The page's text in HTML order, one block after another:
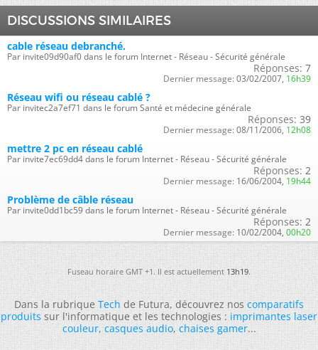
DISCUSSIONS SIMILAIRES
cable réseau debranché.
Par invite09d90af0 dans le forum Internet - Réseau - Sécurité générale
Réponses: 7
Dernier message: 03/02/2007, 16h39
Réseau wifi ou réseau cablé ?
Par invitec2a7ef71 dans le forum Santé et médecine générale
Réponses: 39
Dernier message: 08/11/2006, 12h08
mettre 2 pc en réseau cablé
Par invite7ec69dd4 dans le forum Internet - Réseau - Sécurité générale
Réponses: 2
Dernier message: 16/06/2004, 19h44
Problème de câble réseau
Par invite0dd1bc59 dans le forum Internet - Réseau - Sécurité générale
Réponses: 2
Dernier message: 10/02/2004, 00h20
Fuseau horaire GMT +1. Il est actuellement13h19.
Dans la rubriqueTechde Futura, découvrez noscomparatifs
produitssur l'informatique et les technologies :imprimantes laser
couleur,casques audio,chaises gamer...